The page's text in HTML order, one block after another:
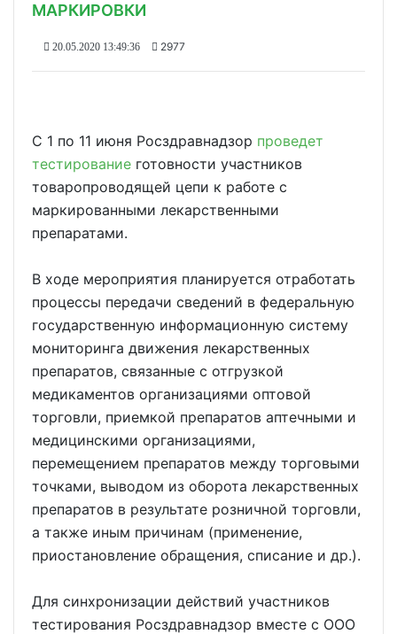
МАРКИРОВКИ
20.05.2020 13:49:36 2977
С 1 по 11 июня Росздравнадзор проведет
тестирование готовности участников
товаропроводящей цепи к работе с
маркированными лекарственными
препаратами.
В ходе мероприятия планируется отработать
процессы передачи сведений в федеральную
государственную информационную систему
мониторинга движения лекарственных
препаратов, связанные с отгрузкой
медикаментов организациями оптовой
торговли, приемкой препаратов аптечными и
медицинскими организациями,
перемещением препаратов между торговыми
точками, выводом из оборота лекарственных
препаратов в результате розничной торговли,
а также иным причинам (применение,
приостановление обращения, списание и др.).
Для синхронизации действий участников
тестирования Росздравнадзор вместе с ООО